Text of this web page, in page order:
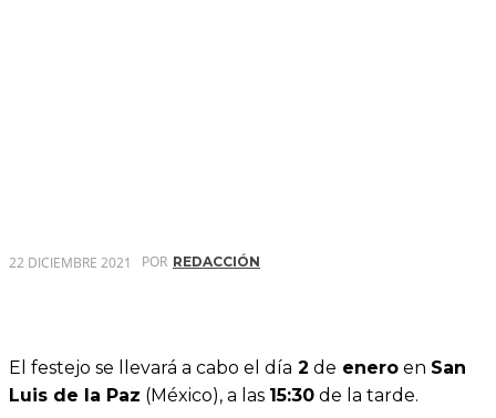
22 DICIEMBRE 2021 POR REDACCIÓN
El festejo se llevará a cabo el día 2 de enero en San
Luis de la Paz (México), a las 15:30 de la tarde.